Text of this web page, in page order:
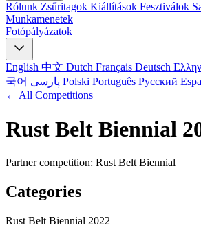
Rólunk Zsűritagok Kiállítások Fesztiválok
Munkamenetek
Fotópályázatok
English 中文 Dutch Français Deutsch
국어
Polski Português Русский
← All Competitions
Rust Belt Biennial
Partner competition: Rust Belt Biennial
Categories
Rust Belt Biennial 2022